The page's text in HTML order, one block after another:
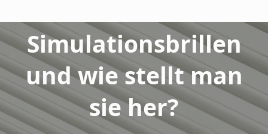
Simulationsbrillen
und wie stellt man
sie her?